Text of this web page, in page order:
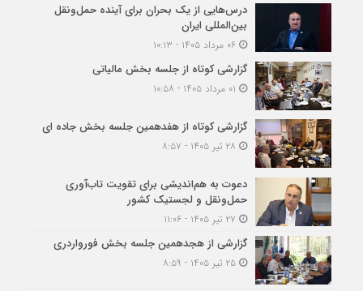
درس‌هایی از یک بحران برای آینده حمل‌ونقل
بین‌المللی ایران
گزارشی کوتاه از جلسه بخش مالیاتی
گزارشی کوتاه از هفدهمین جلسه بخش جاده ای
دعوت به هم‌اندیشی برای تقویت تاب‌آوری
حمل‌ونقل و لجستیک کشور
گزارشی از هجدهمین جلسه بخش فورواردری
۲۵ تیر ۱۴۰۵ - ۸:۵۹